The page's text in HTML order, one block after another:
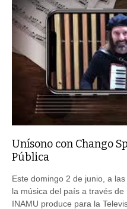
Unísono con Chango
Pública
Este domingo 2 de junio, a
la música del país a través
INAMU produce para la